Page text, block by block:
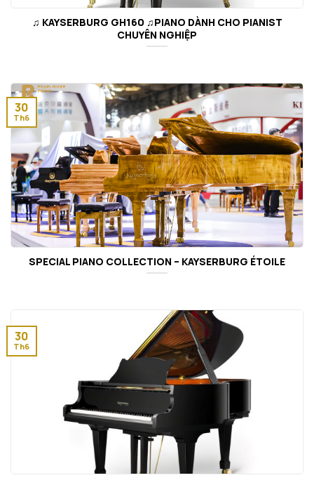
♫ KAYSERBURG GH160 ♫PIANO DÀNH CHO PIANIST
CHUYÊN NGHIỆP
SPECIAL PIANO COLLECTION – KAYSERBURG ÉTOILE
30
Th6
30
Th6